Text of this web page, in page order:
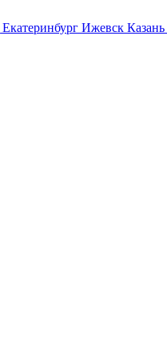
Екатеринбург Ижевск Казань